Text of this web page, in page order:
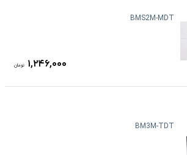
BMS2M-MDT
۱,۲۴۶,۰۰۰ تومان
BM3M-TDT